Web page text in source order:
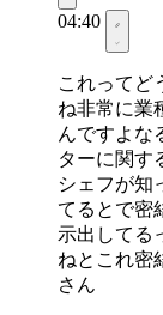
04:40
これってど
ね非常に業
んですよな
ターに関す
シェフが知
てるとで密
示出してる
ねとこれ密
さん